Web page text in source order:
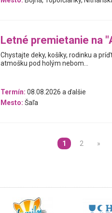
Letné premietanie na
Chystajte deky, košíky, rodinku a
atmošku pod holým nebom...
Termín: 08.08.2026 a ďalšie
Mesto: Šaľa
1 2 »